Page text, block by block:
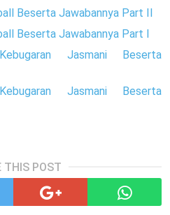
Beserta Jawabannya Part II
Beserta Jawabannya Part I
Jasmani Beserta
Jasmani Beserta
THIS POST